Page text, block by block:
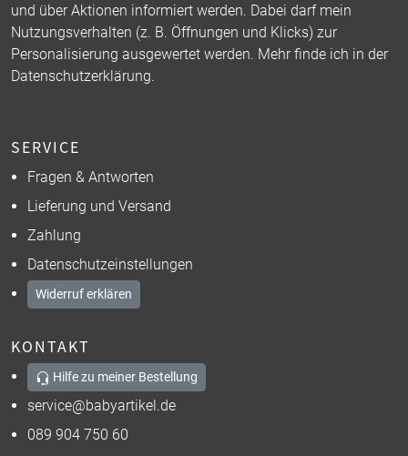
und über Aktionen informiert werden. Dabei darf mein
Nutzungsverhalten (z. B. Öffnungen und Klicks) zur
Personalisierung ausgewertet werden. Mehr finde ich in der
Datenschutzerklärung.
SERVICE
Fragen & Antworten
Lieferung und Versand
Zahlung
Datenschutzeinstellungen
Widerruf erklären
KONTAKT
Hilfe zu meiner Bestellung
service@babyartikel.de
089 904 750 60